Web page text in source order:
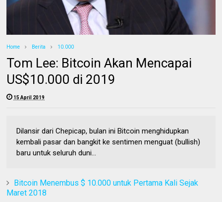
Home Berita 10.000
Tom Lee: Bitcoin Akan Mencapai
US$10.000 di 2019
15 April 2019
Dilansir dari Chepicap, bulan ini Bitcoin menghidupkan
kembali pasar dan bangkit ke sentimen menguat (bullish)
baru untuk seluruh duni...
Bitcoin Menembus $ 10.000 untuk Pertama Kali Sejak
Maret 2018